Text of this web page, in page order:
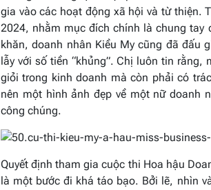
gia vào các hoạt động xã hội và từ thiện.
2024, nhằm mục đích chính là chung tay
khăn, doanh nhân Kiều My cũng đã đấu
lẫy với số tiền “khủng”. Chị luôn tin
giỏi trong kinh doanh mà còn phải có
nên một hình ảnh đẹp về một nữ doanh
công chúng.
Quyết định tham gia cuộc thi Hoa hậu
là một bước đi khá táo bạo. Bởi lẽ, nhìn